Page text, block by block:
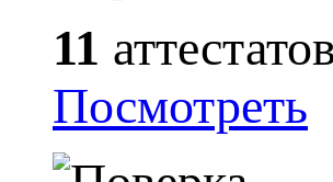
11
Посмотреть